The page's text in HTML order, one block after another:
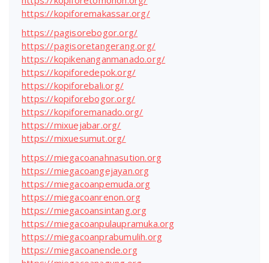
https://kopiforemakassar.org/
https://pagisorebogor.org/
https://pagisoretangerang.org/
https://kopikenanganmanado.org/
https://kopiforedepok.org/
https://kopiforebali.org/
https://kopiforebogor.org/
https://kopiforemanado.org/
https://mixuejabar.org/
https://mixuesumut.org/
https://miegacoanahnasution.org
https://miegacoangejayan.org
https://miegacoanpemuda.org
https://miegacoanrenon.org
https://miegacoansintang.org
https://miegacoanpulaupramuka.org
https://miegacoanprabumulih.org
https://miegacoanende.org